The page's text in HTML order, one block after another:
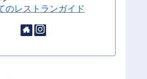
のレストランガイド